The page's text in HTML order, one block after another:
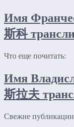
Имя
斯科
Что еще почитать:
Имя
斯拉夫
Свежие публикации